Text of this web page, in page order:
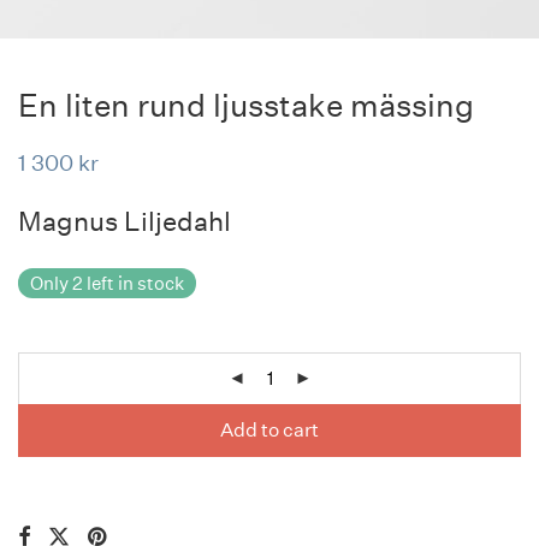
En liten rund ljusstake mässing
1 300 kr
Magnus Liljedahl
Only 2 left in stock
Add to cart